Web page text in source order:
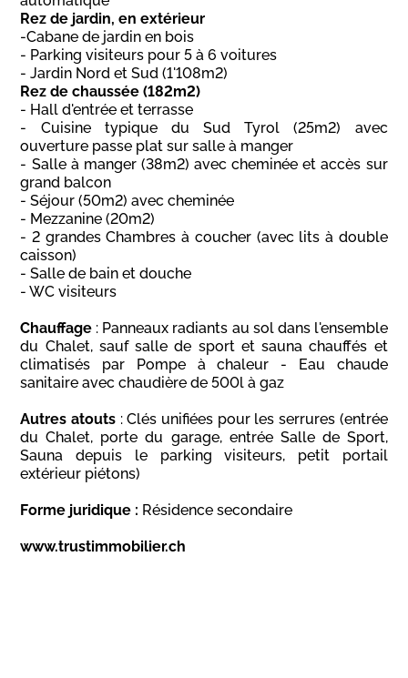
Rez de jardin, en extérieur
-Cabane de jardin en bois
- Parking visiteurs pour 5 à 6 voitures
- Jardin Nord et Sud (1'108m2)
Rez de chaussée (182m2)
- Hall d'entrée et terrasse
- Cuisine typique du Sud Tyrol (25m2) avec
ouverture passe plat sur salle à manger
- Salle à manger (38m2) avec cheminée et accès sur
grand balcon
- Séjour (50m2) avec cheminée
- Mezzanine (20m2)
- 2 grandes Chambres à coucher (avec lits à double
caisson)
- Salle de bain et douche
- WC visiteurs
Chauffage : Panneaux radiants au sol dans l'ensemble
du Chalet, sauf salle de sport et sauna chauffés et
climatisés par Pompe à chaleur - Eau chaude
sanitaire avec chaudière de 500l à gaz
Autres atouts : Clés unifiées pour les serrures (entrée
du Chalet, porte du garage, entrée Salle de Sport,
Sauna depuis le parking visiteurs, petit portail
extérieur piétons)
Forme juridique : Résidence secondaire
www.trustimmobilier.ch